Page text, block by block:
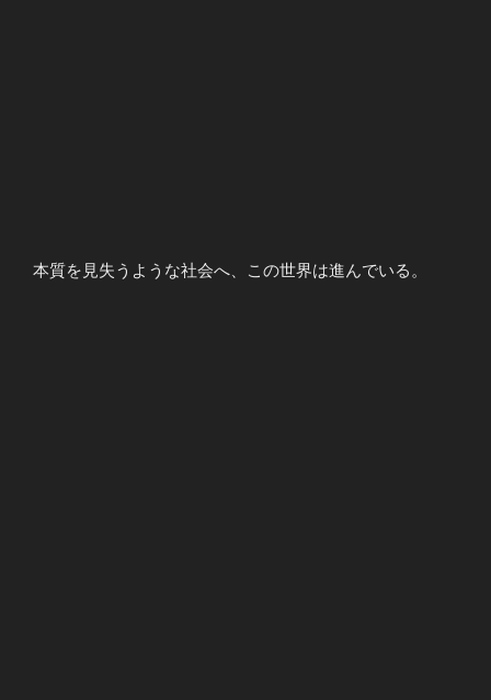
本質を見失うような社会へ、この世界は進んでいる。